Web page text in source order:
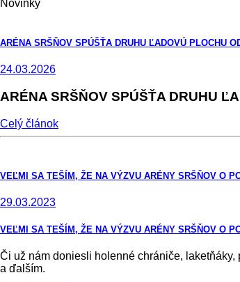
Novinky
ARÉNA SRŠŇOV SPÚŠŤA DRUHU ĽADOVÚ PLOCHU
24.03.2026
ARÉNA SRŠŇOV SPÚŠŤA DRUHU
Celý článok
VEĽMI SA TEŠÍM, ŽE NA VÝZVU ARÉNY SRŠŇOV O
29.03.2023
VEĽMI SA TEŠÍM, ŽE NA VÝZVU ARÉNY SRŠŇOV O
Či už nám doniesli holenné chrániče,
a ďalším.